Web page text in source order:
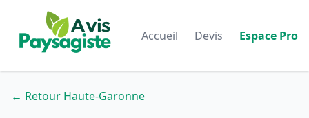
Accueil Devis Espace Pro
← Retour Haute-Garonne